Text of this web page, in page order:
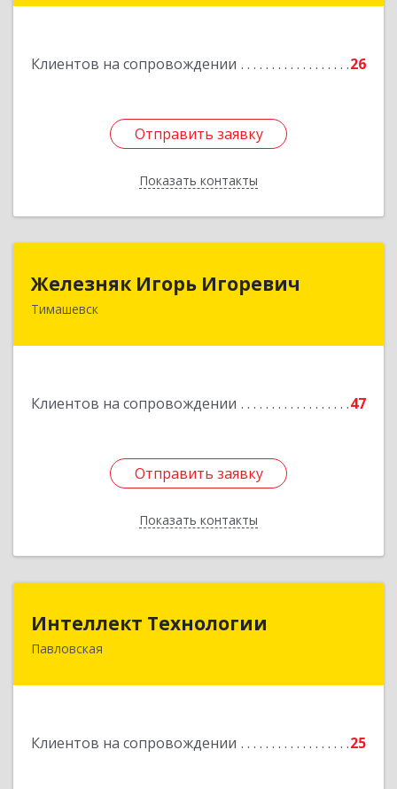
Клиентов на сопровождении 26
Отправить заявку
Показать контакты
Отправить заявку
Назад
Железняк Игорь Игоревич
Тимашевск
Клиентов на сопровождении 47
Отправить заявку
Показать контакты
352700, Краснодарский край, Тимашевский р-н,
Отправить заявку
Назад
Интеллект Технологии
Павловская
Клиентов на сопровождении 25
352040, Краснодарский край, Павловский р-н,